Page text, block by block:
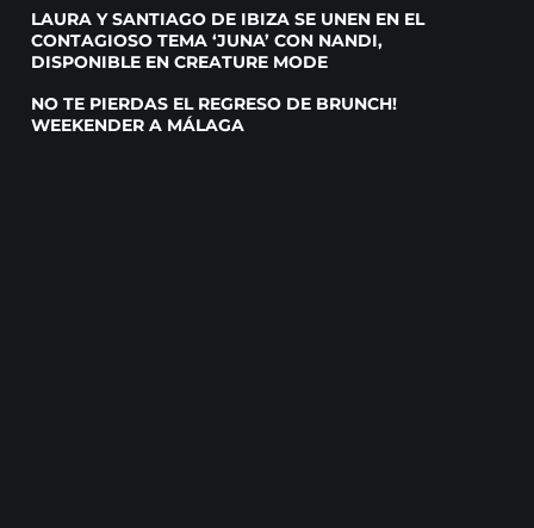
LAURA Y SANTIAGO DE IBIZA SE UNEN EN EL
CONTAGIOSO TEMA ‘JUNA’ CON NANDI,
DISPONIBLE EN CREATURE MODE
NO TE PIERDAS EL REGRESO DE BRUNCH!
WEEKENDER A MÁLAGA